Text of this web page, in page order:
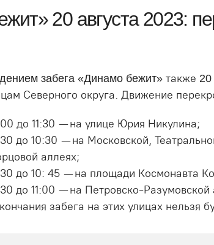
20 августа 2023:
забега «Динамо бежит» также 20
Северного округа. Движение
до 11:30 — на улице Юрия Никулина;
до 10:30 — на Московской,
аллеях;
до 10: 45 — на площади Космонавта
до 11:00 — на Петровско-Разумовской
забега на этих улицах нельзя